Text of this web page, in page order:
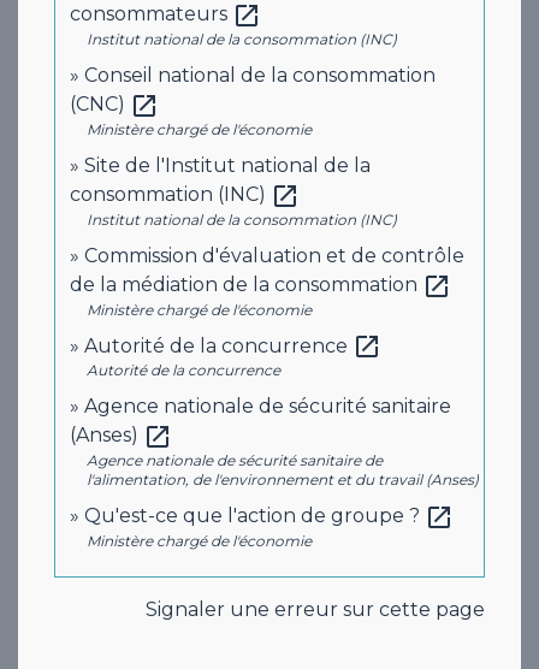
consommateurs open_in_new
Institut national de la consommation (INC)
Conseil national de la consommation
(CNC) open_in_new
Ministère chargé de l'économie
Site de l'Institut national de la
consommation (INC) open_in_new
Institut national de la consommation (INC)
Commission d'évaluation et de contrôle
de la médiation de la consommation open_in_new
Ministère chargé de l'économie
Autorité de la concurrence open_in_new
Autorité de la concurrence
Agence nationale de sécurité sanitaire
(Anses) open_in_new
Agence nationale de sécurité sanitaire de
l'alimentation, de l'environnement et du travail (Anses)
Qu'est-ce que l'action de groupe ? open_in_new
Ministère chargé de l'économie
Signaler une erreur sur cette page